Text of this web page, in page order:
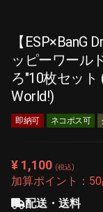
【ESP×BanG
ッピーワール
ろ"10枚セット
World!)
即納可 ネコポス可
¥ 1,100 (税込)
加算ポイント： 50
配送・送料